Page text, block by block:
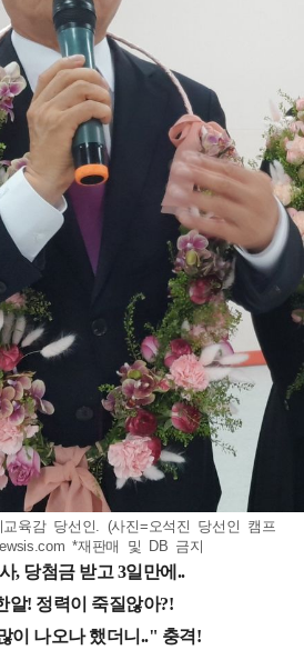
교육감 당선인. (사진=오석진 당선인 캠프
*재판매 및 DB 금지